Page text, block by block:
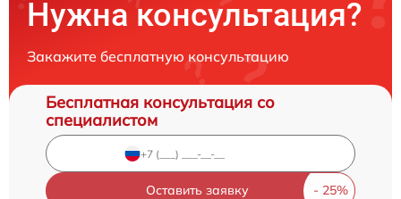
Нужна консультация?
Закажите бесплатную консультацию
Бесплатная консультация со
специалистом
Оставить заявку